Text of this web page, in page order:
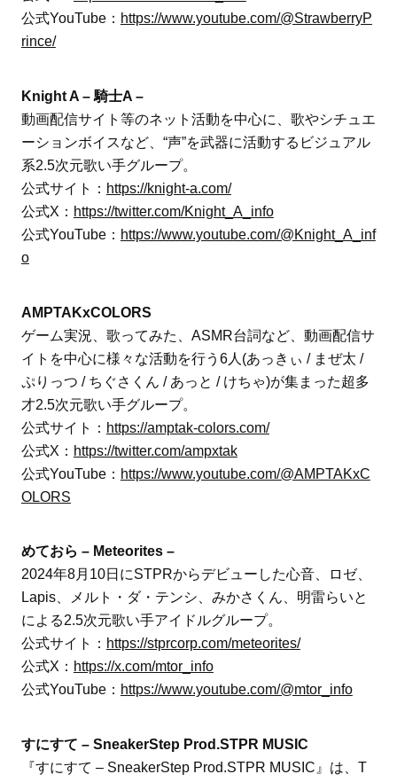
公式YouTube： https://www.youtube.com/@StrawberryP
rince/
Knight A – 騎士A –
動画配信サイト等のネット活動を中心に、歌やシチュエ
ーションボイスなど、“声”を武器に活動するビジュアル
系2.5次元歌い手グループ。
公式サイト： https://knight-a.com/
公式X： https://twitter.com/Knight_A_info
公式YouTube： https://www.youtube.com/@Knight_A_inf
o
AMPTAKxCOLORS
ゲーム実況、歌ってみた、ASMR台詞など、動画配信サ
イトを中心に様々な活動を行う6人(あっきぃ / まぜ太 /
ぷりっつ / ちぐさくん / あっと / けちゃ)が集まった超多
才2.5次元歌い手グループ。
公式サイト： https://amptak-colors.com/
公式X： https://twitter.com/ampxtak
公式YouTube： https://www.youtube.com/@AMPTAKxC
OLORS
めておら – Meteorites –
2024年8月10日にSTPRからデビューした心音、ロゼ、
Lapis、メルト・ダ・テンシ、みかさくん、明雷らいと
による2.5次元歌い手アイドルグループ。
公式サイト： https://stprcorp.com/meteorites/
公式X： https://x.com/mtor_info
公式YouTube： https://www.youtube.com/@mtor_info
すにすて – SneakerStep Prod.STPR MUSIC
『すにすて – SneakerStep Prod.STPR MUSIC』は、T